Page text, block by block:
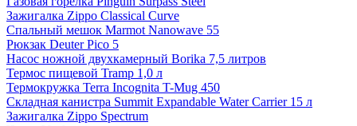
Зажигалка Zippo Classical Curve
Спальный мешок Marmot Nanowave 55
Рюкзак Deuter Pico 5
Насос ножной двухкамерный Borika 7,5 литров
Термос пищевой Tramp 1,0 л
Термокружка Terra Incognita T-Mug 450
Складная канистра Summit Expandable Water Carrier 15 л
Зажигалка Zippo Spectrum